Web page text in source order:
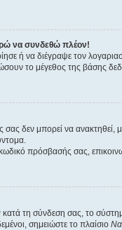
να συνδεθώ πλέον!
ή να διέγραψε τον
το μέγεθος της βάσης
δεν μπορεί να ανακτηθεί,
πρόσβασής σας,
κατά τη σύνδεση σας, το
σημειώστε το πλαίσιο Να